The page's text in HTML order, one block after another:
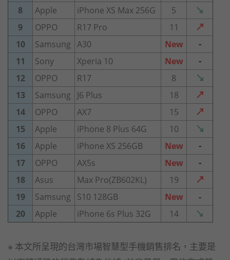
8
Apple iPhone XS Max 256G 5
↘
9
OPPO R17 Pro 11 ↗
10 Samsung A30 New -
11 Sony Xperia 10 New -
12 OPPO R17 8 ↘
13 Samsung J6 Plus 18 ↗
14 OPPO AX7 15 ↗
15 Apple iPhone 8 Plus 64G 10 ↘
16 Apple iPhone XS 256GB New -
17 OPPO AX5s New -
18 Asus Max Pro(ZB602KL) 19 ↗
19 Samsung S10 128GB New
-
20
Apple iPhone 6s Plus 32G 14 ↘
※ 本文所呈現的台灣市場智慧型手機銷售排名，主要是